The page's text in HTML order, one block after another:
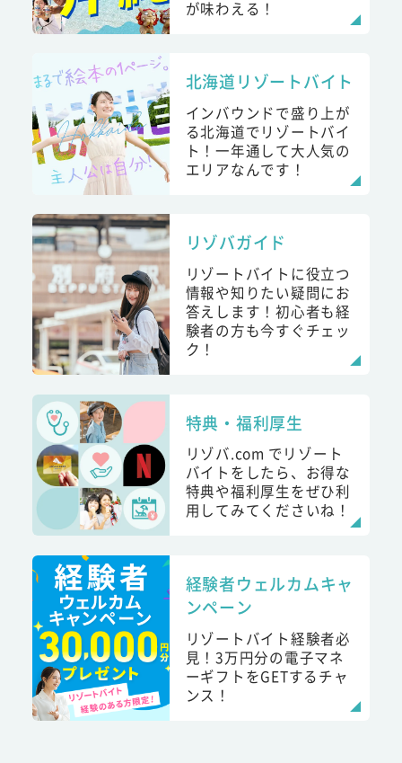
が味わえる！
北海道リゾートバイト
インバウンドで盛り上が
る北海道でリゾートバイ
ト！一年通して大人気の
エリアなんです！
リゾバガイド
リゾートバイトに役立つ
情報や知りたい疑問にお
答えします！初心者も経
験者の方も今すぐチェッ
ク！
特典・福利厚生
リゾバ.com でリゾート
バイトをしたら、お得な
特典や福利厚生をぜひ利
用してみてくださいね！
経験者ウェルカムキャ
ンペーン
リゾートバイト経験者必
見！3万円分の電子マネ
ーギフトをGETするチャ
ンス！